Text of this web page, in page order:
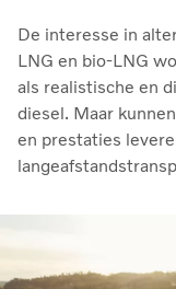
De interesse in
LNG en bio‑LNG
als realistische en
diesel. Maar
en prestaties